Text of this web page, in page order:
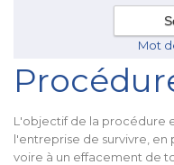
Mot
L'objectif de la procédure
l'entreprise de survivre,
voire à un effacement de